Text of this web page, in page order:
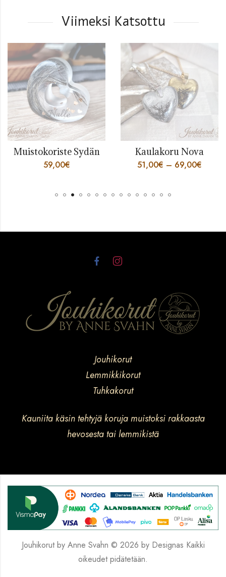
Viimeksi Katsottu
Muistokoriste Sydän
59,00€
Kaulakoru Nova
51,00€ – 69,00€
Jouhikorut
Lemmikkikorut
Tuhkakorut
Kauniita käsin tehtyjä koruja muistoksi rakkaasta
hevosesta tai lemmikistä
Jouhikorut by Anne Svahn © 2026 by Designas Kaikki
oikeudet pidätetään.